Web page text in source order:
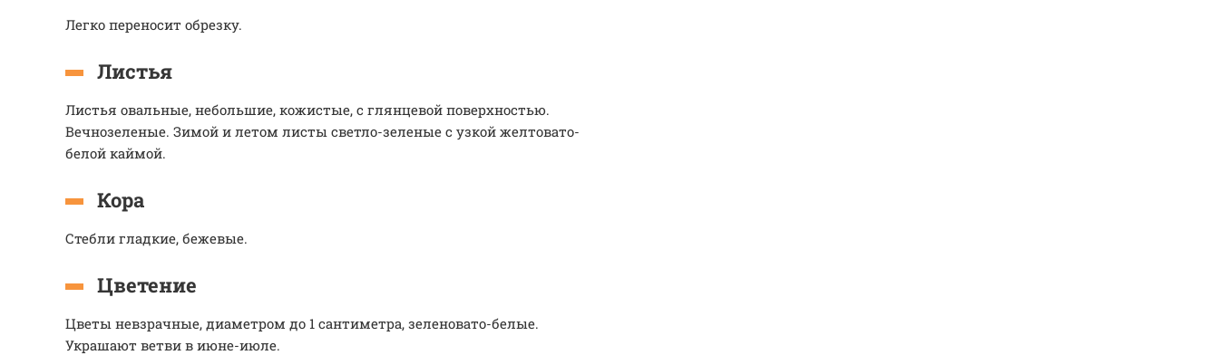
Легко переносит обрезку.
Листья
Листья овальные, небольшие, кожистые, с глянцевой поверхностью.
Вечнозеленые. Зимой и летом листы светло-зеленые с узкой желтовато-
белой каймой.
Кора
Стебли гладкие, бежевые.
Цветение
Цветы невзрачные, диаметром до 1 сантиметра, зеленовато-белые.
Украшают ветви в июне-июле.